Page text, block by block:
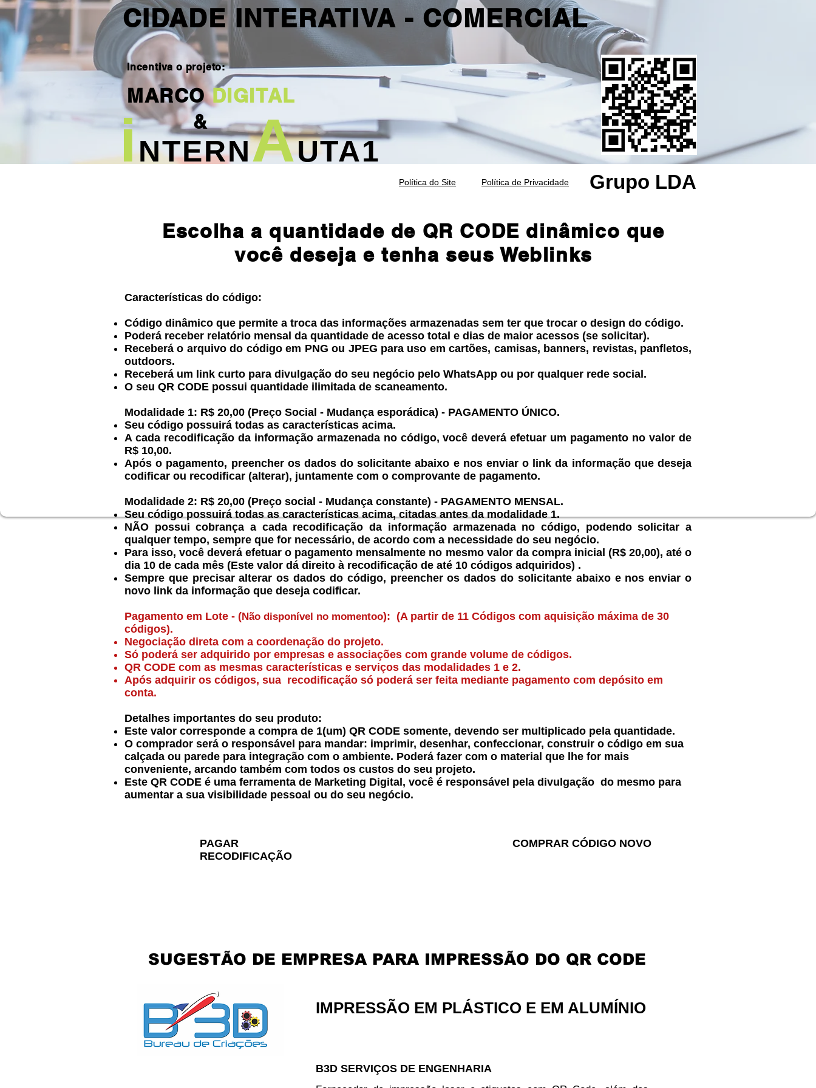
CIDADE INTERATIVA - COMERCIAL
iNTERNAUTA1
Incentiva o projeto:
MARCODIGITAL
&
Política do Site Política de Privacidade Grupo LDA
Escolha a quantidade de QR CODE dinâmico que
você deseja e tenha seus Weblinks
Características do código:
Código dinâmico que permite a troca das informações armazenadas sem ter que trocar o design do código.
Poderá receber relatório mensal da quantidade de acesso total e dias de maior acessos (se solicitar).
Receberá o arquivo do código em PNG ou JPEG para uso em cartões, camisas, banners, revistas, panfletos,
outdoors.
Receberá um link curto para divulgação do seu negócio pelo WhatsApp ou por qualquer rede social.
O seu QR CODE possui quantidade ilimitada de scaneamento.
Modalidade 1: R$ 20,00 (Preço Social - Mudança esporádica) - PAGAMENTO ÚNICO.
Seu código possuirá todas as características acima.
A cada recodificação da informação armazenada no código, você deverá efetuar um pagamento no valor de
R$ 10,00.
Após o pagamento, preencher os dados do solicitante abaixo e nos enviar o link da informação que deseja
codificar ou recodificar (alterar), juntamente com o comprovante de pagamento.
Modalidade 2: R$ 20,00 (Preço social - Mudança constante) - PAGAMENTO MENSAL.
Seu código possuirá todas as características acima, citadas antes da modalidade 1.
NÃO possui cobrança a cada recodificação da informação armazenada no código, podendo solicitar a
qualquer tempo, sempre que for necessário, de acordo com a necessidade do seu negócio.
Para isso, você deverá efetuar o pagamento mensalmente no mesmo valor da compra inicial (R$ 20,00), até o
dia 10 de cada mês (Este valor dá direito à recodificação de até 10 códigos adquiridos) .
Sempre que precisar alterar os dados do código, preencher os dados do solicitante abaixo e nos enviar o
novo link da informação que deseja codificar.
Pagamento em Lote - (Não disponível no momentoo): (A partir de 11 Códigos com aquisição máxima de 30
códigos).
Negociação direta com a coordenação do projeto.
Só poderá ser adquirido por empresas e associações com grande volume de códigos.
QR CODE com as mesmas características e serviços das modalidades 1 e 2.
Após adquirir os códigos, sua recodificação só poderá ser feita mediante pagamento com depósito em
conta.
Detalhes importantes do seu produto:
Este valor corresponde a compra de 1(um) QR CODE somente, devendo ser multiplicado pela quantidade.
O comprador será o responsável para mandar: imprimir, desenhar, confeccionar, construir o código em sua
calçada ou parede para integração com o ambiente. Poderá fazer com o material que lhe for mais
conveniente, arcando também com todos os custos do seu projeto.
Este QR CODE é uma ferramenta de Marketing Digital, você é responsável pela divulgação do mesmo para
aumentar a sua visibilidade pessoal ou do seu negócio.
PAGAR
RECODIFICAÇÃO
COMPRAR CÓDIGO NOVO
SUGESTÃO DE EMPRESA PARA IMPRESSÃO DO QR CODE
IMPRESSÃO EM PLÁSTICO E EM ALUMÍNIO
B3D SERVIÇOS DE ENGENHARIA